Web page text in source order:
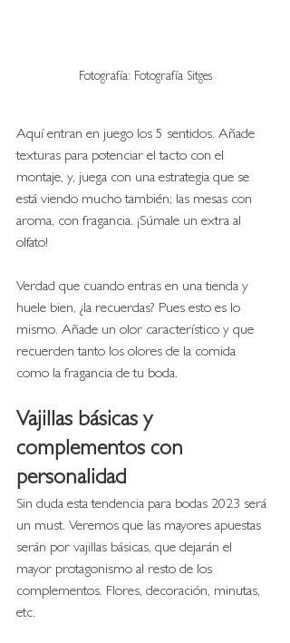
Fotografía: Fotografía Sitges
Aquí entran en juego los 5 sentidos. Añade
texturas para potenciar el tacto con el
montaje, y, juega con una estrategia que se
está viendo mucho también; las mesas con
aroma, con fragancia. ¡Súmale un extra al
olfato!
Verdad que cuando entras en una tienda y
huele bien, ¿la recuerdas? Pues esto es lo
mismo. Añade un olor característico y que
recuerden tanto los olores de la comida
como la fragancia de tu boda.
Vajillas básicas y
complementos con
personalidad
Sin duda esta tendencia para bodas 2023 será
un must. Veremos que las mayores apuestas
serán por vajillas básicas, que dejarán el
mayor protagonismo al resto de los
complementos. Flores, decoración, minutas,
etc.